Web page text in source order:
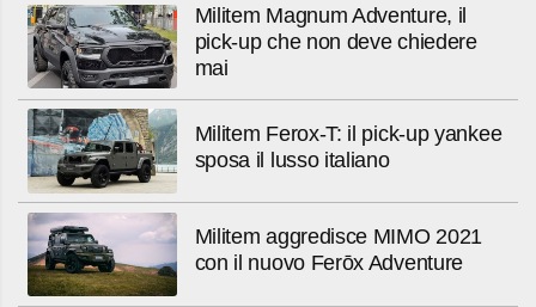
Militem Magnum Adventure, il
pick-up che non deve chiedere
mai
Militem Ferox-T: il pick-up yankee
sposa il lusso italiano
Militem aggredisce MIMO 2021
con il nuovo Ferōx Adventure